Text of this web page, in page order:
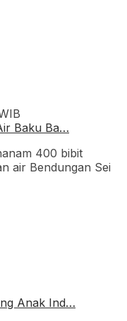
Baku Ba…
400 bibit
air Bendungan Sei
Anak Ind…